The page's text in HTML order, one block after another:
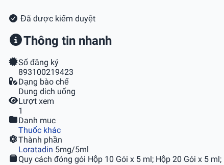
Đã được kiểm duyệt
Thông tin nhanh
Số đăng ký
893100219423
Dạng bào chế
Dung dịch uống
Lượt xem
1
Danh mục
Thuốc khác
Thành phần
Loratadin 5mg/5ml
Quy cách đóng gói Hộp 10 Gói x 5 ml; Hộp 20 Gói x 5